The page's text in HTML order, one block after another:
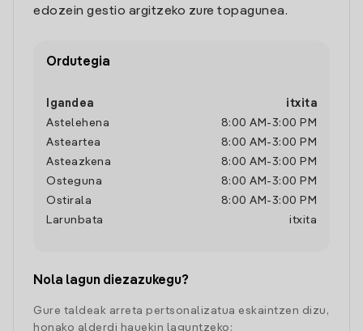
edozein gestio argitzeko zure topagunea.
Ordutegia
Igandea
itxita
Astelehena
8:00 AM -3:00 PM
Asteartea
8:00 AM -3:00 PM
Asteazkena
8:00 AM -3:00 PM
Osteguna
8:00 AM -3:00 PM
Ostirala
8:00 AM -3:00 PM
Larunbata
itxita
Nola lagun diezazukegu?
Gure taldeak arreta pertsonalizatua eskaintzen dizu,
honako alderdi hauekin laguntzeko: